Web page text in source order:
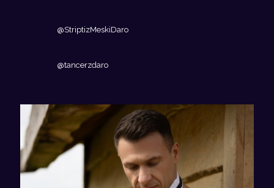
@StriptizMeskiDaro
@tancerzdaro